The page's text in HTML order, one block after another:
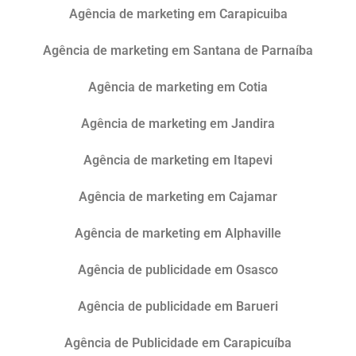
Agência de marketing em Carapicuiba
Agência de marketing em Santana de Parnaíba
Agência de marketing em Cotia
Agência de marketing em Jandira
Agência de marketing em Itapevi
Agência de marketing em Cajamar
Agência de marketing em Alphaville
Agência de publicidade em Osasco
Agência de publicidade em Barueri
Agência de Publicidade em Carapicuíba